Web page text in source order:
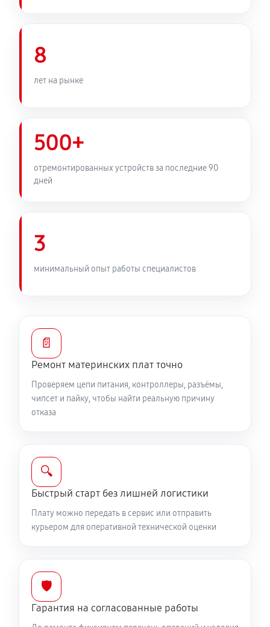
8
лет на рынке
500+
отремонтированных устройств за последние 90
дней
3
минимальный опыт работы специалистов
📄
Ремонт материнских плат точно
Проверяем цепи питания, контроллеры, разъёмы,
чипсет и пайку, чтобы найти реальную причину
отказа
🔍
Быстрый старт без лишней логистики
Плату можно передать в сервис или отправить
курьером для оперативной технической оценки
🛡️
Гарантия на согласованные работы